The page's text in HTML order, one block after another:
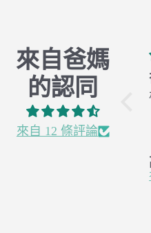
來自爸媽
的認同
來自 12 條評論
有機棉 X 全年經典
Classic
真的是新手媽媽的
愛用包巾，試過很